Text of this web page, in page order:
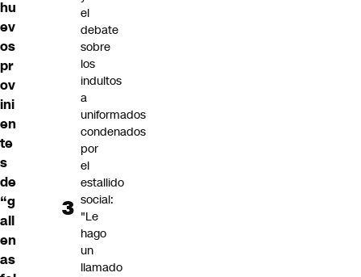
hu
ev
os
pr
ov
ini
en
te
s
de
“g
all
en
as
el
debate
sobre
los
indultos
a
uniformados
condenados
por
el
estallido
social:
"Le
hago
un
llamado